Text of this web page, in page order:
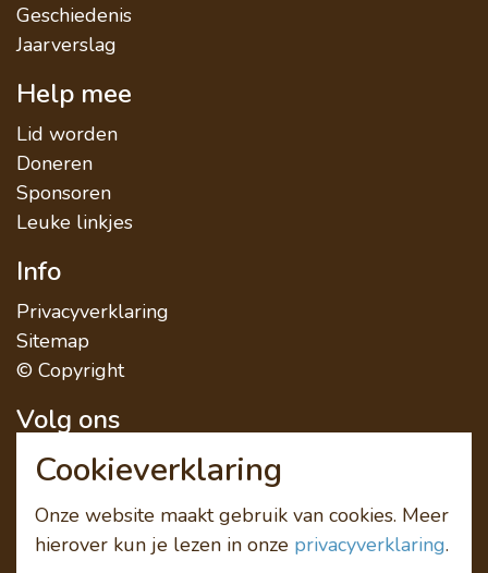
Geschiedenis
Jaarverslag
Help mee
Lid worden
Doneren
Sponsoren
Leuke linkjes
Info
Privacyverklaring
Sitemap
© Copyright
Volg ons
Cookieverklaring
Onze website maakt gebruik van cookies. Meer
hierover kun je lezen in onze privacyverklaring.